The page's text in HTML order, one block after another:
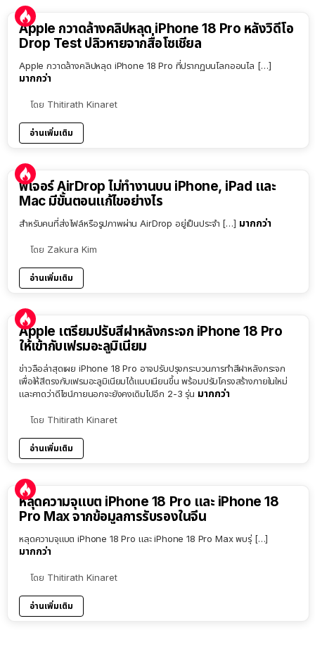
Apple กวาดล้างคลิปหลุด iPhone 18 Pro หลังวิดีโอ
Drop Test ปลิวหายจากสื่อโซเชียล
Apple กวาดล้างคลิปหลุด iPhone 18 Pro ที่ปรากฏบนโลกออนไล […]
มากกว่า
โดย Thitirath Kinaret
อ่านเพิ่มเติม
ฟีเจอร์ AirDrop ไม่ทำงานบน iPhone, iPad และ
Mac มีขั้นตอนแก้ไขอย่างไร
สำหรับคนที่ส่งไฟล์หรือรูปภาพผ่าน AirDrop อยู่เป็นประจำ […] มากกว่า
โดย Zakura Kim
อ่านเพิ่มเติม
Apple เตรียมปรับสีฝาหลังกระจก iPhone 18 Pro
ให้เข้ากับเฟรมอะลูมิเนียม
ข่าวลือล่าสุดเผย iPhone 18 Pro อาจปรับปรุงกระบวนการทำสีฝาหลังกระจก
เพื่อให้สีตรงกับเฟรมอะลูมิเนียมได้แนบเนียนขึ้น พร้อมปรับโครงสร้างภายในใหม่
และคาดว่าดีไซน์ภายนอกจะยังคงเดิมไปอีก 2-3 รุ่น มากกว่า
โดย Thitirath Kinaret
อ่านเพิ่มเติม
หลุดความจุแบต iPhone 18 Pro และ iPhone 18
Pro Max จากข้อมูลการรับรองในจีน
หลุดความจุแบต iPhone 18 Pro และ iPhone 18 Pro Max พบรุ่ […]
มากกว่า
โดย Thitirath Kinaret
อ่านเพิ่มเติม